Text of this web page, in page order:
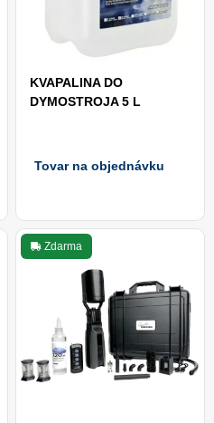
KVAPALINA DO
DYMOSTROJA 5 L
Tovar na objednávku
Zdarma